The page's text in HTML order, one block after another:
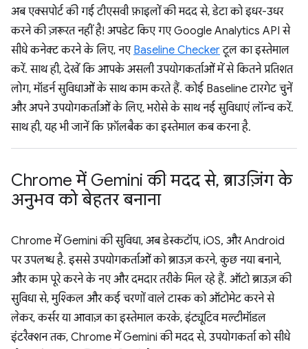
अब एक्सपोर्ट की गई टीएसवी फ़ाइलों की मदद से, डेटा को इधर-उधर
करने की ज़रूरत नहीं है! अपडेट किए गए Google Analytics API से
सीधे कनेक्ट करने के लिए, नए Baseline Checkerटूल का इस्तेमाल
करें. साथ ही, देखें कि आपके असली उपयोगकर्ताओं में से कितने प्रतिशत
लोग, मॉडर्न सुविधाओं के साथ काम करते हैं. कोई Baseline टारगेट चुनें
और अपने उपयोगकर्ताओं के लिए, भरोसे के साथ नई सुविधाएं लॉन्च करें.
साथ ही, यह भी जानें कि फ़ॉलबैक का इस्तेमाल कब करना है.
Chrome में Gemini की मदद से, ब्राउज़िंग के
अनुभव को बेहतर बनाना
Chrome में Gemini की सुविधा, अब डेस्कटॉप, iOS, और Android
पर उपलब्ध है. इससे उपयोगकर्ताओं को ब्राउज़ करने, कुछ नया बनाने,
और काम पूरे करने के नए और दमदार तरीके मिल रहे हैं. ऑटो ब्राउज़ की
सुविधा से, मुश्किल और कई चरणों वाले टास्क को ऑटोमेट करने से
लेकर, कर्सर या आवाज़ का इस्तेमाल करके, इंट्यूटिव मल्टीमॉडल
इंटरैक्शन तक, Chrome में Gemini की मदद से, उपयोगकर्ता को सीधे